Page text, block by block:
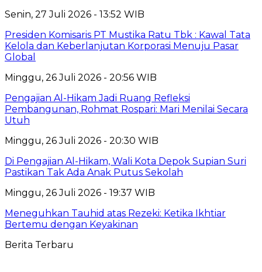
Senin, 27 Juli 2026 - 13:52 WIB
Presiden Komisaris PT Mustika Ratu Tbk : Kawal Tata
Kelola dan Keberlanjutan Korporasi Menuju Pasar
Global
Minggu, 26 Juli 2026 - 20:56 WIB
Pengajian Al-Hikam Jadi Ruang Refleksi
Pembangunan, Rohmat Rospari: Mari Menilai Secara
Utuh
Minggu, 26 Juli 2026 - 20:30 WIB
Di Pengajian Al-Hikam, Wali Kota Depok Supian Suri
Pastikan Tak Ada Anak Putus Sekolah
Minggu, 26 Juli 2026 - 19:37 WIB
Meneguhkan Tauhid atas Rezeki: Ketika Ikhtiar
Bertemu dengan Keyakinan
Berita Terbaru